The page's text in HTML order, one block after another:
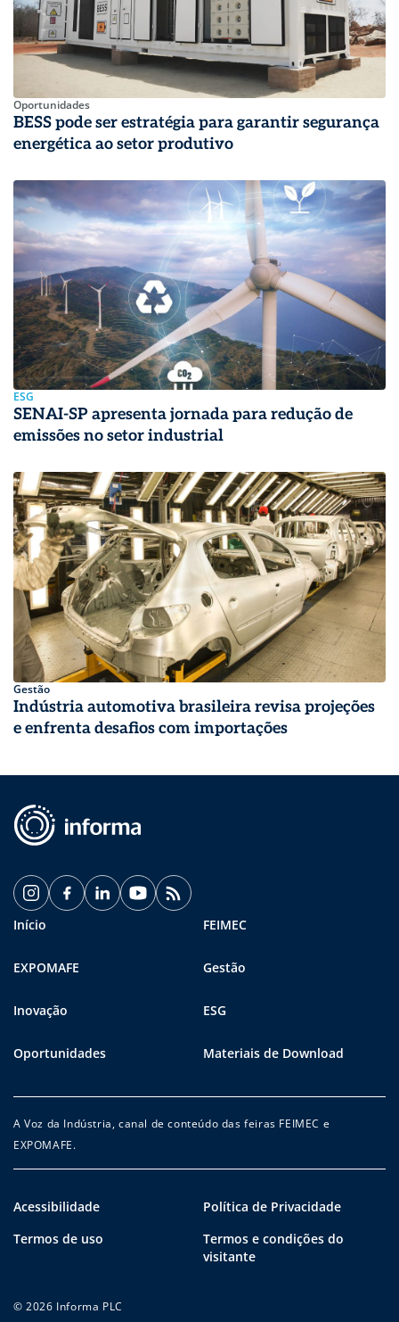
Oportunidades
BESS pode ser estratégia para garantir segurança
energética ao setor produtivo
ESG
SENAI-SP apresenta jornada para redução de
emissões no setor industrial
Gestão
Indústria automotiva brasileira revisa projeções
e enfrenta desafios com importações
Início FEIMEC
EXPOMAFE Gestão
Inovação ESG
Oportunidades Materiais de Download
A Voz da Indústria, canal de conteúdo das feiras FEIMEC e
EXPOMAFE.
Acessibilidade
Política de Privacidade
Termos de uso
Termos e condições do
visitante
© 2026 Informa PLC